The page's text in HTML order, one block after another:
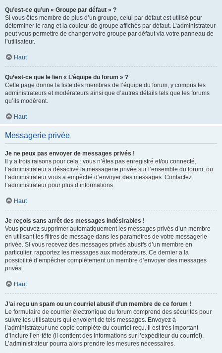
Qu’est-ce qu’un « Groupe par défaut » ?
Si vous êtes membre de plus d’un groupe, celui par défaut est utilisé pour
déterminer le rang et la couleur de groupe affichés par défaut. L’administrateur
peut vous permettre de changer votre groupe par défaut via votre panneau de
l’utilisateur.
Haut
Qu’est-ce que le lien « L’équipe du forum » ?
Cette page donne la liste des membres de l’équipe du forum, y compris les
administrateurs et modérateurs ainsi que d’autres détails tels que les forums
qu’ils modèrent.
Haut
Messagerie privée
Je ne peux pas envoyer de messages privés !
Il y a trois raisons pour cela : vous n’êtes pas enregistré et/ou connecté,
l’administrateur a désactivé la messagerie privée sur l’ensemble du forum, ou
l’administrateur vous a empêché d’envoyer des messages. Contactez
l’administrateur pour plus d’informations.
Haut
Je reçois sans arrêt des messages indésirables !
Vous pouvez supprimer automatiquement les messages privés d’un membre
en utilisant les filtres de message dans les paramètres de votre messagerie
privée. Si vous recevez des messages privés abusifs d’un membre en
particulier, rapportez les messages aux modérateurs. Ce dernier a la
possibilité d’empêcher complètement un membre d’envoyer des messages
privés.
Haut
J’ai reçu un spam ou un courriel abusif d’un membre de ce forum !
Le formulaire de courrier électronique du forum comprend des sécurités pour
suivre les utilisateurs qui envoient de tels messages. Envoyez à
l’administrateur une copie complète du courriel reçu. Il est très important
d’inclure l’en-tête (il contient des informations sur l’expéditeur du courriel).
L’administrateur pourra alors prendre les mesures nécessaires.